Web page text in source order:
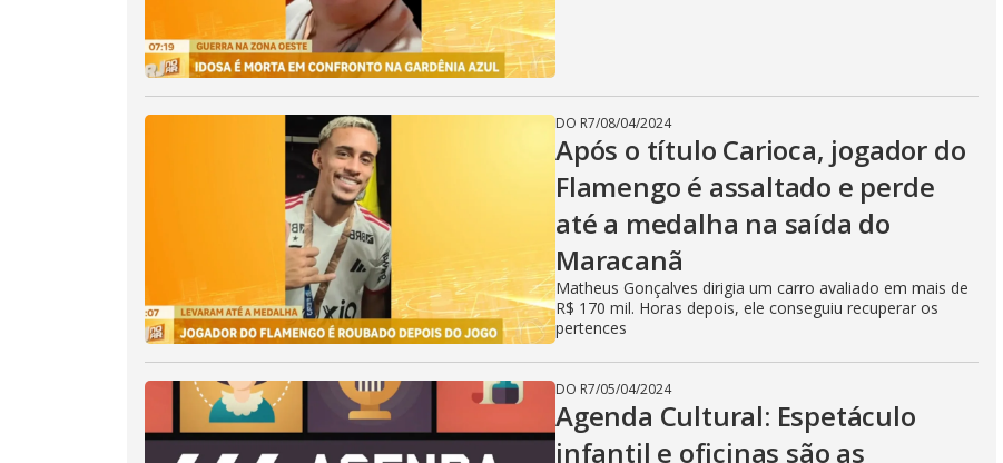
DO R7/08/04/2024
Após o título Carioca, jogador do
Flamengo é assaltado e perde
até a medalha na saída do
Maracanã
Matheus Gonçalves dirigia um carro avaliado em mais de
R$ 170 mil. Horas depois, ele conseguiu recuperar os
pertences
DO R7/05/04/2024
Agenda Cultural: Espetáculo
infantil e oficinas são as